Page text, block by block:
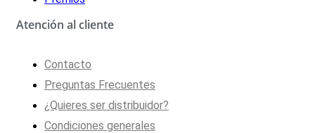
Atención al cliente
Contacto
Preguntas Frecuentes
¿Quieres ser distribuidor?
Condiciones generales